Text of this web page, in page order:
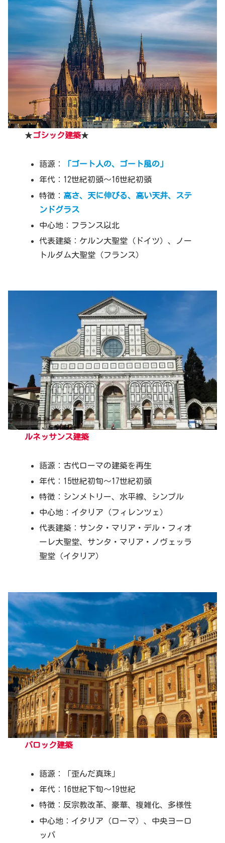
★ゴシック建築★
語源：
「ゴート人の、ゴート風の」
年代：12世紀初頭～16世紀初頭
特徴： 高さ、天に伸びる、高い天井、ステ
ンドグラス
中心地：フランス以北
代表建築：ケルン大聖堂（ドイツ）、ノー
トルダム大聖堂（フランス）
ルネッサンス建築
語源：古代ローマの建築を再生
年代：15世紀初旬～17世紀初頭
特徴：シンメトリー、水平線、シンプル
中心地：イタリア（フィレンツェ）
代表建築：サンタ・マリア・デル・フィオ
ーレ大聖堂、サンタ・マリア・ノヴェッラ
聖堂（イタリア）
バロック建築
語源：「歪んだ真珠」
年代：16世紀下旬～19世紀
特徴：反宗教改革、豪華、複雑化、多様性
中心地：イタリア（ローマ）、中央ヨーロ
ッパ